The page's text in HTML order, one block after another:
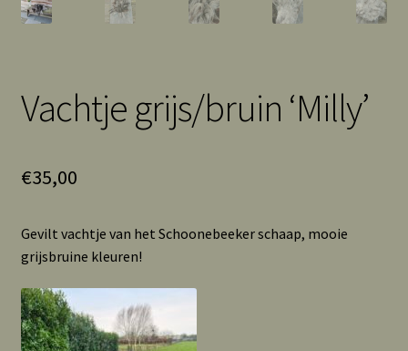
Vachtje grijs/bruin ‘Milly’
€35,00
Gevilt vachtje van het Schoonebeeker schaap, mooie
grijsbruine kleuren!